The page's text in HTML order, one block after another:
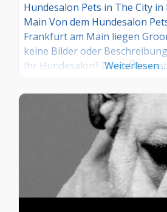
Hundesalon Pets in The City
Main Von dem Hundesalon
Frankfurt am Main liegen
keine Bilder oder
Ihr Hundesalon? Dann
Informationen ein. Sind Sie
Hundesalon, dann teilen Sie
Erfahrungen über die
Weiterlesen